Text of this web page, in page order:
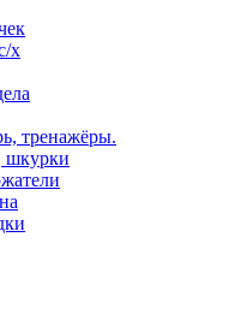
х
тренажёры.
шкурки